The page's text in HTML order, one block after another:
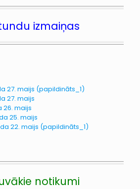
izmaiņas
27. maijs (papildināts_1)
27. maijs
26. maijs
25. maijs
22. maijs (papildināts_1)
notikumi